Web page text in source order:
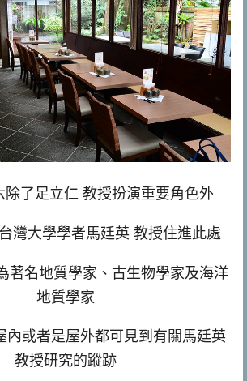
除了足立仁 教授扮演重要角色外
灣大學學者馬廷英 教授住進此處
著名地質學家、古生物學家及海洋
地質學家
內或者是屋外都可見到有關馬廷英
教授研究的蹤跡